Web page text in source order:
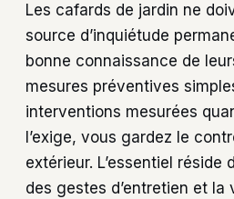
Les cafards de jardin ne
source d’inquiétude
bonne connaissance de
mesures préventives
interventions mesurées
l’exige, vous gardez le
extérieur. L’essentiel réside
des gestes d’entretien et